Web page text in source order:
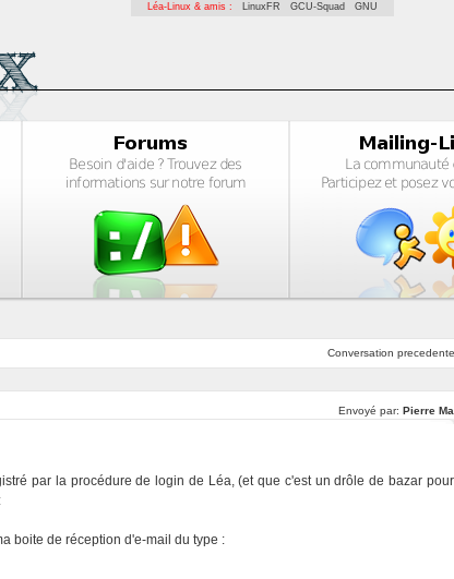
Léa-Linux & amis : LinuxFR GCU-Squad GNU
Conversation precedente
Envoyé par: Pierre
par la procédure de login de Léa, (et que c'est un drôle de bazar pour
boite de réception d'e-mail du type :